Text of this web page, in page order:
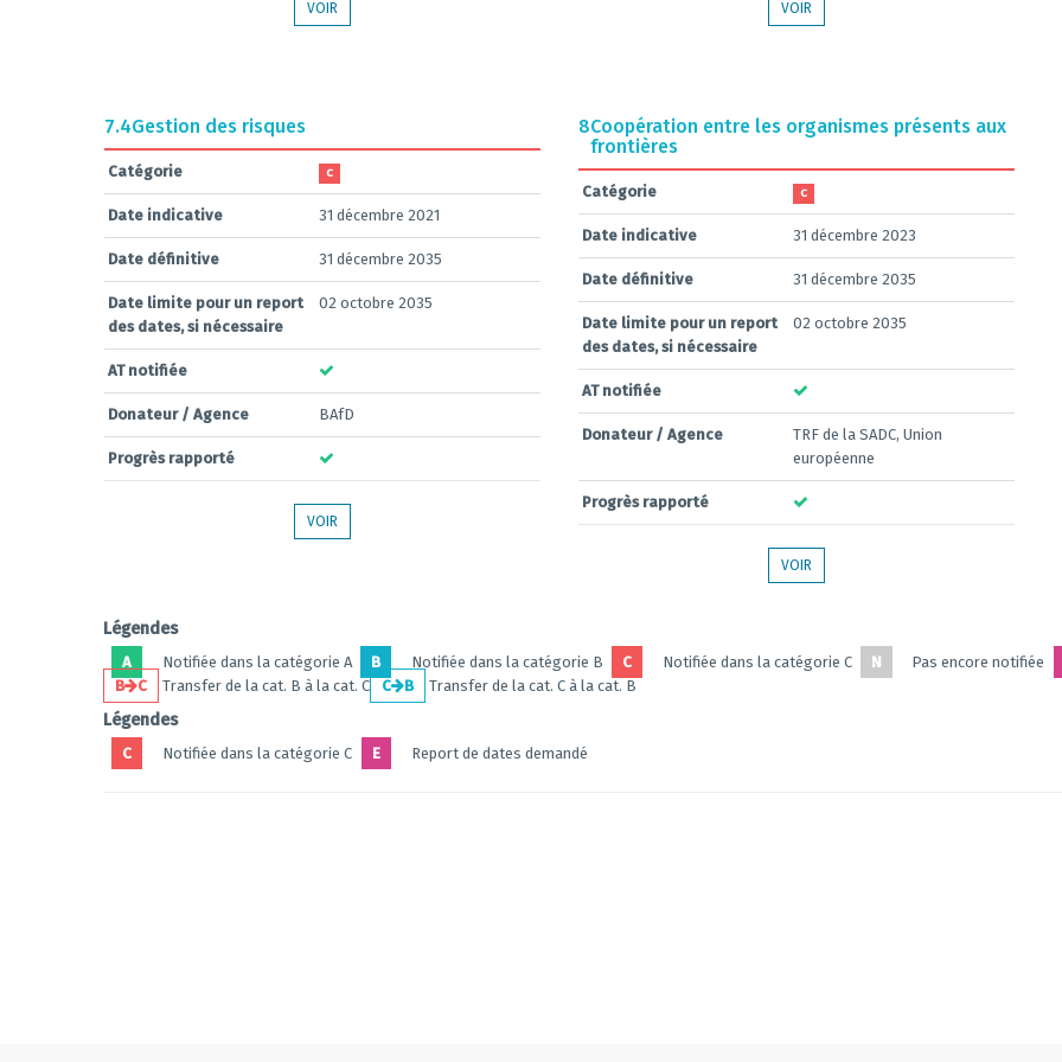
VOIR VOIR
7.4Gestion des risques
Catégorie C
Date indicative 31 décembre 2021
Date définitive 31 décembre 2035
Date limite pour un report
des dates, si nécessaire
02 octobre 2035
AT notifiée
Donateur / Agence BAfD
Progrès rapporté
VOIR
8Coopération entre les organismes présents aux
frontières
Catégorie C
Date indicative 31 décembre 2023
Date définitive 31 décembre 2035
Date limite pour un report
des dates, si nécessaire
02 octobre 2035
AT notifiée
Donateur / Agence
TRF de la SADC, Union
européenne
Progrès rapporté
VOIR
Légendes
A Notifiée dans la catégorie A B Notifiée dans la catégorie B C Notifiée dans la catégorie C N
Pas encore notifiée
B
C Transfer de la cat. B à la cat. C C B Transfer de la cat. C à la cat. B
Légendes
C Notifiée dans la catégorie C E Report de dates demandé